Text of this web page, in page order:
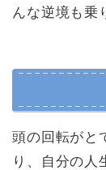
んな逆境も乗
頭の回転がと
り、自分の人